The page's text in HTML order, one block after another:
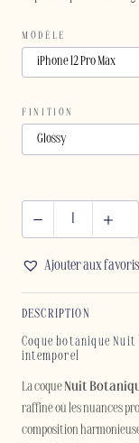
MODÈLE
FINITION
NUIT
BOTANIQUE
-
SAMSUNG
Ajouter aux favoris
DESCRIPTION
Coque botanique
intemporel
La coqueNuit
raffiné où les nuances
composition